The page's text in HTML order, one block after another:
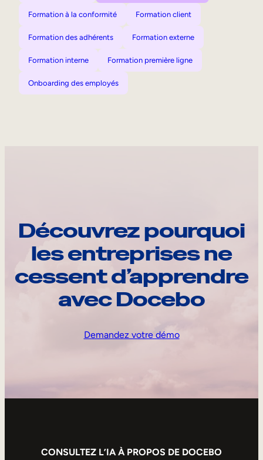
Formation à la conformité Formation client
Formation des adhérents Formation externe
Formation interne Formation première ligne
Onboarding des employés
Découvrez pourquoi
les entreprises ne
cessent d’apprendre
avec Docebo
Demandez votre démo
CONSULTEZ L’IA À PROPOS DE DOCEBO